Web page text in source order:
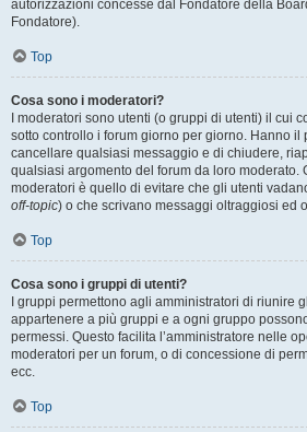
autorizzazioni concesse dal Fondatore della
Fondatore).
Top
Cosa sono i moderatori?
I moderatori sono utenti (o gruppi di utenti) il cui
sotto controllo i forum giorno per giorno. Hanno il
cancellare qualsiasi messaggio e di chiudere,
qualsiasi argomento del forum da loro moderato.
moderatori è quello di evitare che gli utenti
off-topic) o che scrivano messaggi oltraggiosi ed
Top
Cosa sono i gruppi di utenti?
I gruppi permettono agli amministratori di riunire
appartenere a più gruppi e a ogni gruppo
permessi. Questo facilita l’amministratore nelle
moderatori per un forum, o di concessione di
ecc.
Top